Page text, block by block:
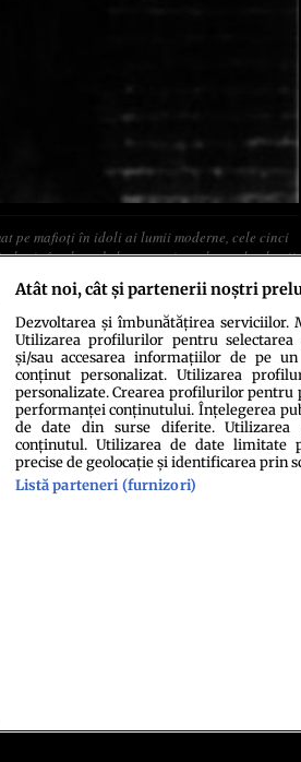
pe mafioţi în idoli ai lumii moderne, cele cinci
în plasa de betoane şi şosele a subculturii
italo-americani, chiar şi în condiţiile în
să suscite interes. Cu toate că înăsprirea
încă deţine puterea, iar în ajutorul ei s-a
al zilelor noastre.
Termeni şi condiţiiEchipa redacțională
mass-media, firme de monitorizare) nu poate
Atât noi, cât și partenerii noștri
Dezvoltarea și îmbunătățirea serviciilor.
Utilizarea profilurilor pentru selectarea
și/sau accesarea informațiilor de pe
conținut personalizat. Utilizarea
personalizate. Crearea profilurilor pentru
performanței conținutului. Înțelegerea
de date din surse diferite.
conținutul. Utilizarea de date limitate
precise de geolocație și identificarea prin
Listă parteneri (furnizori)